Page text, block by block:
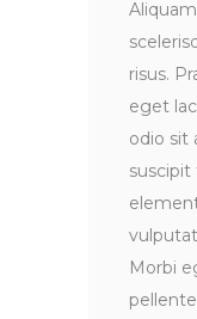
risus.
eget
odio sit
Morbi